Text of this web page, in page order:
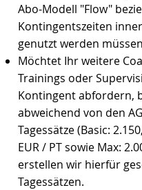
Abo-Modell "Flow"
Kontingentszeiten
genutzt werden
Möchtet Ihr weitere
Trainings oder
Kontingent abfordern,
abweichend von den
Tagessätze (Basic:
EUR / PT sowie Max:
erstellen wir hierfür
Tagessätzen.